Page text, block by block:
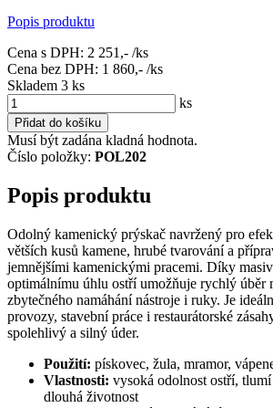
Popis produktu
Cena s DPH: 2 251,- /ks
Cena bez DPH: 1 860,- /ks
Skladem 3 ks
ks
Přidat do košíku
Musí být zadána kladná hodnota.
Číslo položky: POL202
Popis produktu
Odolný kamenický prýskač navržený pro
větších kusů kamene, hrubé tvarování a
jemnějšími kamenickými pracemi. Díky
optimálnímu úhlu ostří umožňuje rychlý úběr
zbytečného namáhání nástroje i ruky. Je
provozy, stavební práce i restaurátorské
spolehlivý a silný úder.
Použití: pískovec, žula, mramor,
Vlastnosti: vysoká odolnost ostří,
dlouhá životnost